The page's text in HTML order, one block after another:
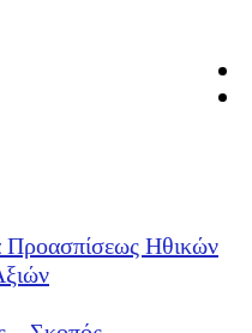
Ηθικών